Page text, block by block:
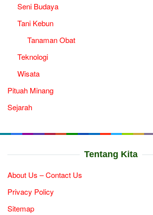
Seni Budaya
Tani Kebun
Tanaman Obat
Teknologi
Wisata
Pituah Minang
Sejarah
Tentang Kita
About Us – Contact Us
Privacy Policy
Sitemap